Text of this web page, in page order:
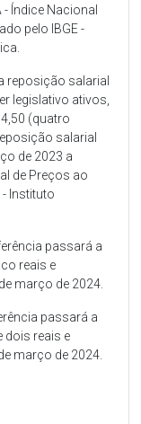
Índice Nacional
pelo IBGE -
reposição salarial
legislativo ativos,
(quatro
salarial
de 2023 a
de Preços ao
Instituto
passará a
reais e
março de 2024.
passará a
dois reais e
março de 2024.